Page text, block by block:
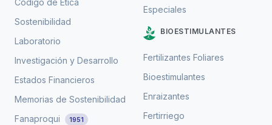
Sostenibilidad
Laboratorio
Investigación y Desarrollo
Estados Financieros
Memorias de Sostenibilidad
Fanaproqui
1951
Especiales
BIOESTIMULANTES
Fertilizantes Foliares
Bioestimulantes
Enraizantes
Fertirriego